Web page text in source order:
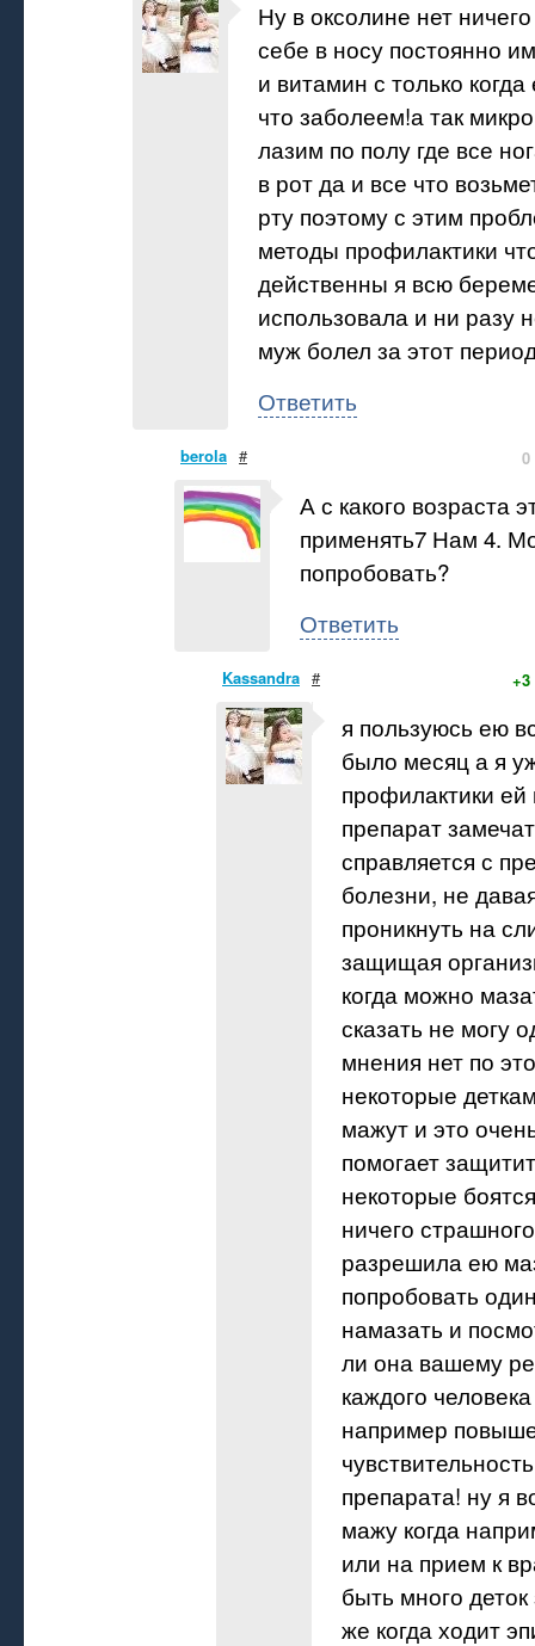
Ну в оксолине нет
себе в носу постоянно
и витамин с только
что заболеем!а так
лазим по полу где все
в рот да и все что
рту поэтому с этим
методы профилактики
действенны я всю
использовала и ни разу
муж болел за этот
Ответить
berola # 0
А с какого возраста
применять7 Нам 4.
попробовать?
Ответить
Kassandra # +3
я пользуюсь ею
было месяц а я
профилактики
препарат
справляется с
болезни, не
проникнуть на
защищая
когда можно
сказать не могу
мнения нет по
некоторые
мажут и это
помогает
некоторые
ничего
разрешила ею
попробовать
намазать и
ли она вашему
каждого
например
препарата! ну я
мажу когда
или на прием к
быть много
же когда ходит